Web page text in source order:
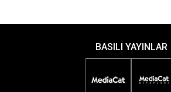
BASILI YAYINLAR